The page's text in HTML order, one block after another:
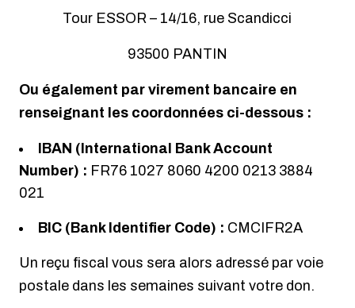
Tour ESSOR – 14/16, rue Scandicci
93500 PANTIN
Ou également par virement bancaire en
renseignant les coordonnées ci-dessous :
IBAN (International Bank Account
Number) : FR76 1027 8060 4200 0213 3884
021
BIC (Bank Identifier Code) : CMCIFR2A
Un reçu fiscal vous sera alors adressé par voie
postale dans les semaines suivant votre don.